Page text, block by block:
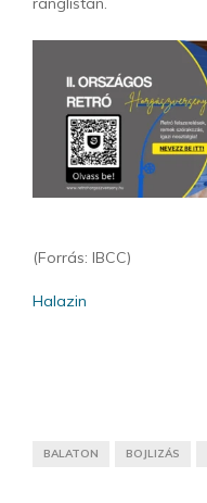
​(Forrás: IBCC)
Halazin
BALATON BOJLIZÁS